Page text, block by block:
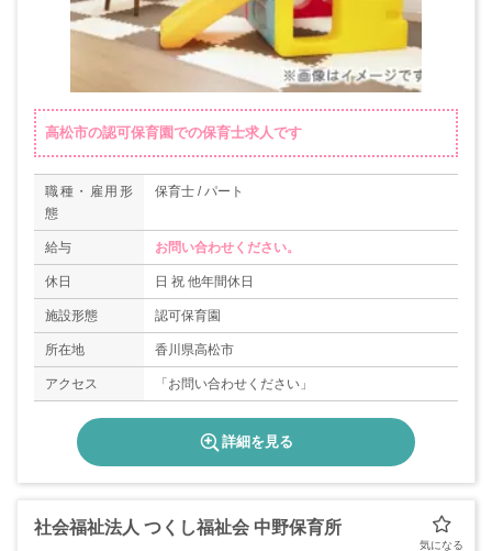
高松市の認可保育園での保育士求人です
職種・雇用形
態
保育士 / パート
給与 お問い合わせください。
休日 日 祝 他年間休日
施設形態 認可保育園
所在地 香川県高松市
アクセス 「お問い合わせください」
詳細を見る
社会福祉法人 つくし福祉会 中野保育所